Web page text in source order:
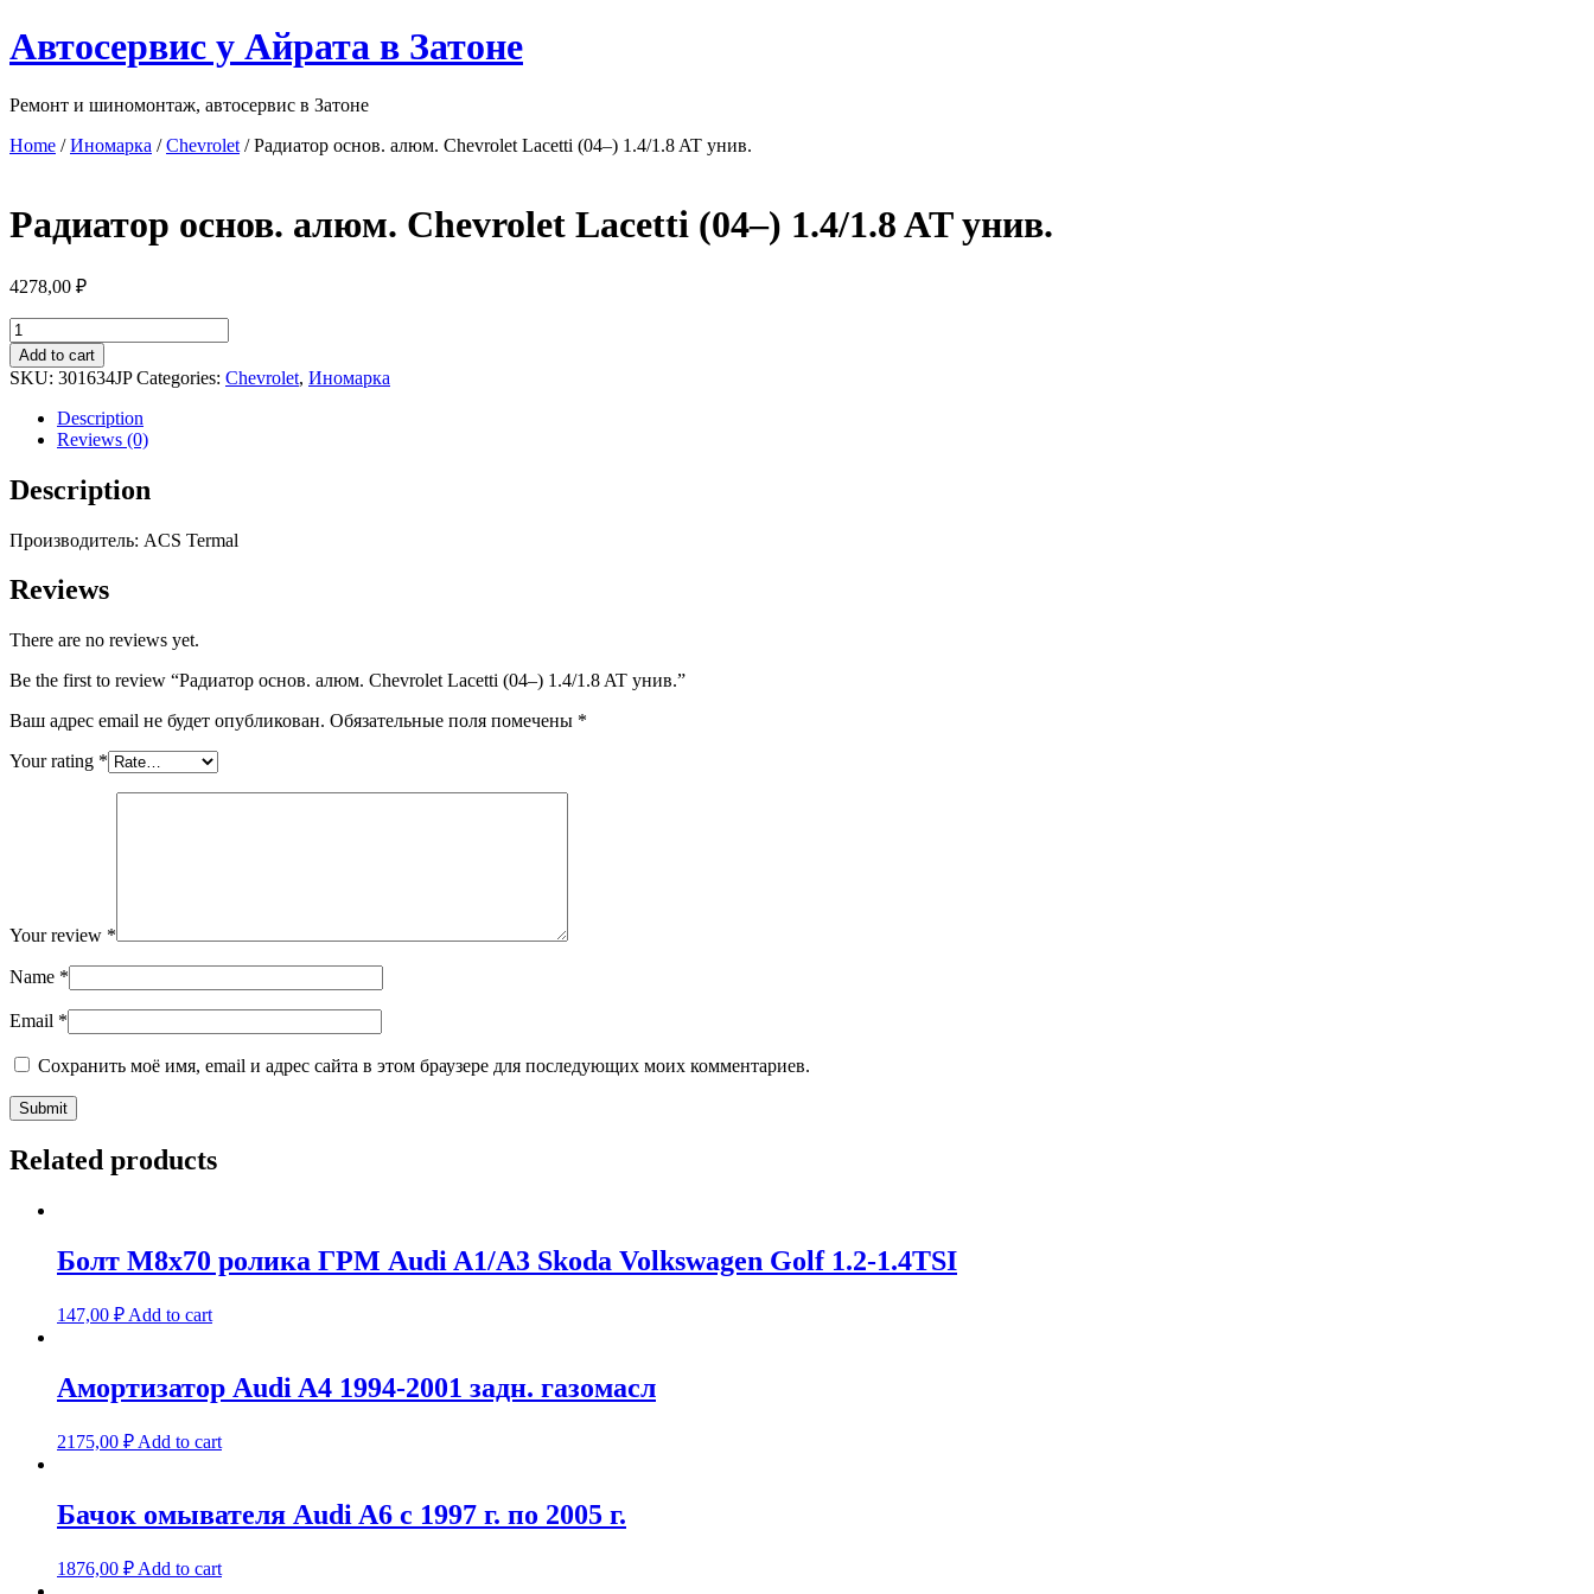
Перейти
к
Автосервис у Айрата в Затоне
Ремонт и шиномонтаж, автосервис в Затоне
Home /Иномарка /Chevrolet / Радиатор основ. алюм. Chevrolet Lacetti (04–) 1.4/1.8 AT унив.
Радиатор основ. алюм. Chevrolet Lacetti (04–) 1.4/1.8 AT унив.
4278,00 ₽
Радиатор
основ.
алюм.
Chevrolet
Lacetti
(04-
1.4/1.8
AT
quantity
Add to cart
SKU: 301634JP Categories: Chevrolet, Иномарка
Description
Reviews (0)
Description
Производитель: ACS Termal
Reviews
There are no reviews yet.
Be the first to review “Радиатор основ. алюм. Chevrolet Lacetti (04–) 1.4/1.8 AT унив.”
Ваш адрес email не будет опубликован. Обязательные поля помечены *
Your rating *
Your review *
Name *
Email *
Сохранить моё имя, email и адрес сайта в этом браузере для последующих моих комментариев.
Related products
Болт М8х70 ролика ГРМ Audi A1/A3 Skoda Volkswagen Golf 1.2-1.4TSI
147,00 ₽ Add to cart
Амортизатор Audi A4 1994-2001 задн. газомасл
2175,00 ₽ Add to cart
Бачок омывателя Audi A6 с 1997 г. по 2005 г.
1876,00 ₽ Add to cart